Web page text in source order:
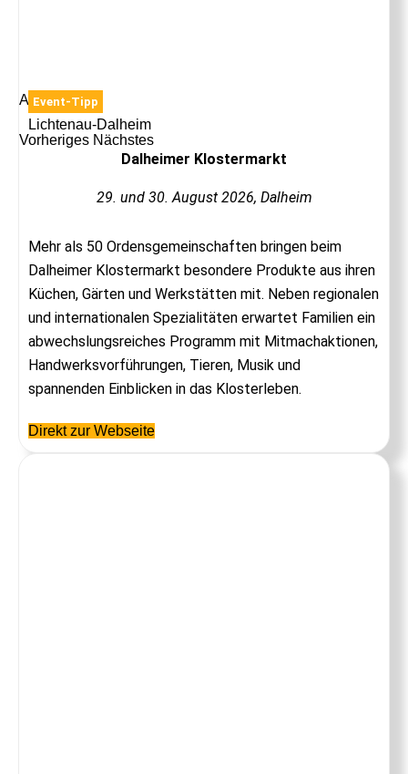
Vorheriges Nächstes
Anzeige
Event-Tipp
Lichtenau-Dalheim
Dalheimer Klostermarkt
29. und 30. August 2026, Dalheim
Mehr als 50 Ordensgemeinschaften bringen beim
Dalheimer Klostermarkt besondere Produkte aus ihren
Küchen, Gärten und Werkstätten mit. Neben regionalen
und internationalen Spezialitäten erwartet Familien ein
abwechslungsreiches Programm mit Mitmachaktionen,
Handwerksvorführungen, Tieren, Musik und
spannenden Einblicken in das Klosterleben.
Direkt zur Webseite